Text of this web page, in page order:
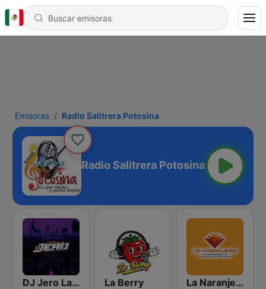
Emisoras Radio Salitrera Potosina
Radio Salitrera Potosina
DJ Jero La Radio La Berry La Naranjera de Sibers